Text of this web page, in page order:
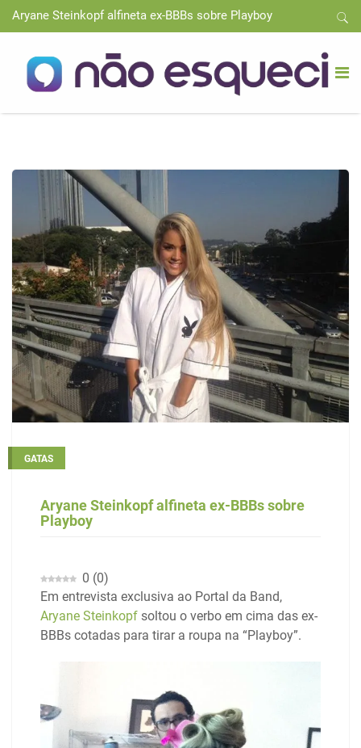
Aryane Steinkopf alfineta ex-BBBs sobre Playboy
GATAS
Aryane Steinkopf alfineta ex-BBBs sobre
Playboy
0 (0)
Em entrevista exclusiva ao Portal da Band,
Aryane Steinkopf soltou o verbo em cima das ex-
BBBs cotadas para tirar a roupa na “Playboy”.